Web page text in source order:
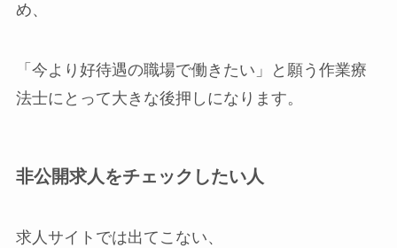
め、
「今より好待遇の職場で働きたい」と願う作業療
法士にとって大きな後押しになります。
非公開求人をチェックしたい人
求人サイトでは出てこない、